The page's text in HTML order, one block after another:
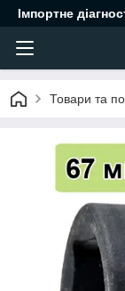
Імпортне
Товари та